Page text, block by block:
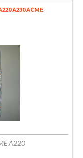
A230 ACME
A220